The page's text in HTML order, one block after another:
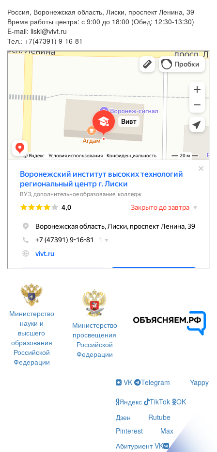
Россия, Воронежская область, Лиски, проспект Ленина, 39
Время работы центра: с 9:00 до 18:00 (Обед: 12:30-13:30)
E-mail: liski@vivt.ru
Тел.: +7(47391) 9-16-81
Воронежский институт высоких технологий региональный центр г. Лиски
ВУЗ в Лисках
Министерство
науки и
высшего
образования
Российской
Федерации
Министерство
просвещения
Российской
Федерации
VK Telegram
Yappy
Яндекс
TikTok
OK
Дзен
Rutube
Pinterest
Max
Абитуриент VK